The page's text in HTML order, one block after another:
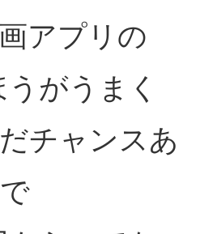
アプリの
がうまく
チャンスあ